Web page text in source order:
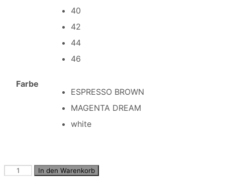
40
42
44
46
Farbe
ESPRESSO BROWN
MAGENTA DREAM
white
Langarm
In den Warenkorb